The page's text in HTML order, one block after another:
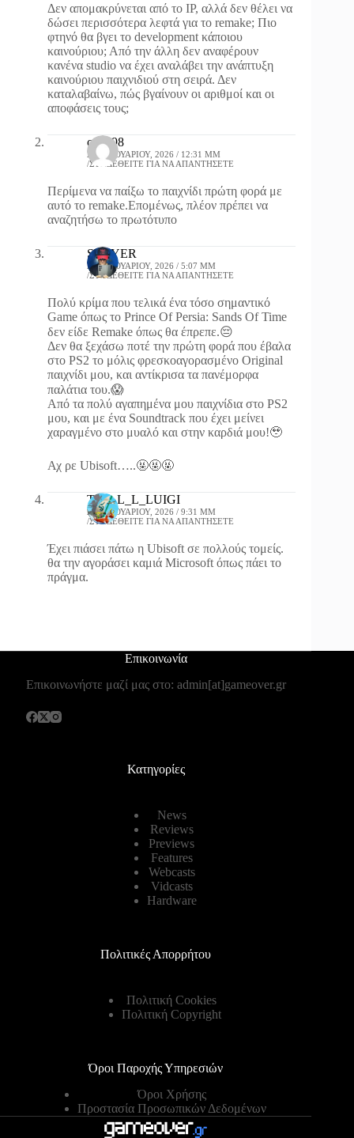
Δεν απομακρύνεται από το IP, αλλά δεν θέλει να
δώσει περισσότερα λεφτά για το remake; Πιο
φτηνό θα βγει το development κάποιου
καινούριου; Από την άλλη δεν αναφέρουν
κανένα studio να έχει αναλάβει την ανάπτυξη
καινούριου παιχνιδιού στη σειρά. Δεν
καταλαβαίνω, πώς βγαίνουν οι αριθμοί και οι
αποφάσεις τους;
cd2998
22 ΙΑΝΟΥΑΡΊΟΥ, 2026 / 12:31 ΜΜ
ΣΥΝΔΕΘΕΊΤΕ ΓΙΑ ΝΑ ΑΠΑΝΤΉΣΕΤΕ
Περίμενα να παίξω το παιχνίδι πρώτη φορά με
αυτό το remake.Επομένως, πλέον πρέπει να
αναζητήσω το πρωτότυπο
SLAYER
22 ΙΑΝΟΥΑΡΊΟΥ, 2026 / 5:07 ΜΜ
ΣΥΝΔΕΘΕΊΤΕ ΓΙΑ ΝΑ ΑΠΑΝΤΉΣΕΤΕ
Πολύ κρίμα που τελικά ένα τόσο σημαντικό
Game όπως το Prince Of Persia: Sands Of Time
δεν είδε Remake όπως θα έπρεπε.😔
Δεν θα ξεχάσω ποτέ την πρώτη φορά που έβαλα
στο PS2 το μόλις φρεσκοαγορασμένο Original
παιχνίδι μου, και αντίκρισα τα πανέμορφα
παλάτια του.😱
Από τα πολύ αγαπημένα μου παιχνίδια στο PS2
μου, και με ένα Soundtrack που έχει μείνει
χαραγμένο στο μυαλό και στην καρδιά μου!🥹
Αχ ρε Ubisoft…..🤬🤬🤬
T_K_L_L_LUIGI
25 ΙΑΝΟΥΑΡΊΟΥ, 2026 / 9:31 ΜΜ
ΣΥΝΔΕΘΕΊΤΕ ΓΙΑ ΝΑ ΑΠΑΝΤΉΣΕΤΕ
Έχει πιάσει πάτω η Ubisoft σε πολλούς τομείς.
θα την αγοράσει καμιά Microsoft όπως πάει το
πράγμα.
Επικοινωνία
Επικοινωνήστε μαζί μας στο: admin[at]gameover.gr
Κατηγορίες
News
Reviews
Previews
Features
Webcasts
Vidcasts
Hardware
Πολιτικές Απορρήτου
Πολιτική Cookies
Πολιτική Copyright
Όροι Παροχής Υπηρεσιών
Όροι Χρήσης
Προστασία Προσωπικών Δεδομένων